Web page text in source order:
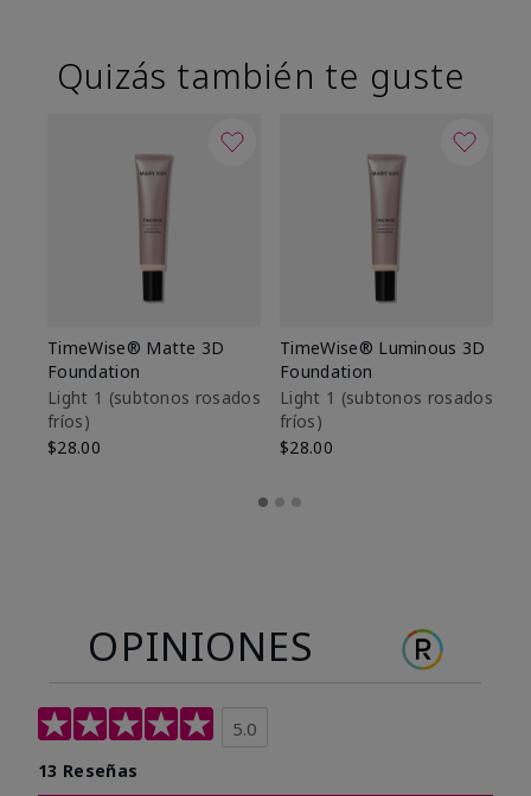
Quizás también te guste
TimeWise® Matte 3D
Foundation
Light 1​ (subtonos rosados
fríos)
$28.00
TimeWise® Luminous 3D
Foundation
Light 1​ (subtonos rosados
fríos)
$28.00
OPINIONES
5.0
13 Reseñas